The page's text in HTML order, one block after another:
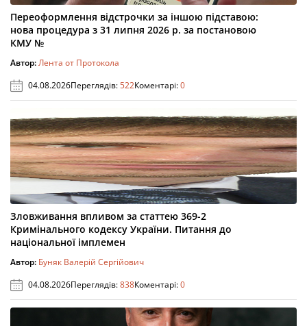
Переоформлення відстрочки за іншою підставою:
нова процедура з 31 липня 2026 р. за постановою
КМУ №
Автор:Лента от Протокола
04.08.2026Переглядів:522Коментарі:0
Зловживання впливом за статтею 369-2
Кримінального кодексу України. Питання до
національної імплемен
Автор: Буняк Валерій Сергійович
04.08.2026Переглядів:838Коментарі:0